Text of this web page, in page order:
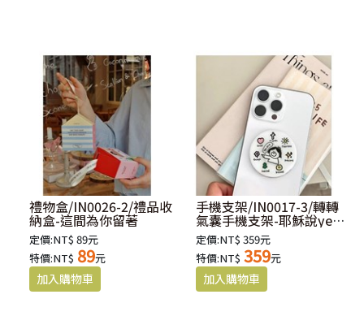
禮物盒/IN0026-2/禮品收
納盒-這間為你留著
定價:NT$ 89元
特價:NT$ 89元
手機支架/IN0017-3/轉轉
氣囊手機支架-耶穌說yes
you are
定價:NT$ 359元
特價:NT$ 359元